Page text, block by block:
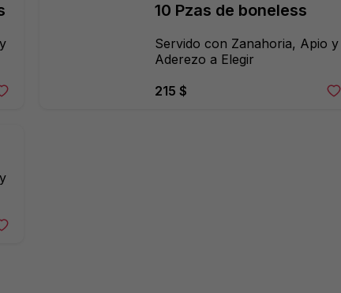
10 Pzas de boneless
Servido con Zanahoria, Apio y
Aderezo a Elegir
215 $